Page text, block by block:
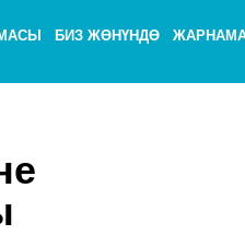
БИЗ ЖӨНҮНДӨ